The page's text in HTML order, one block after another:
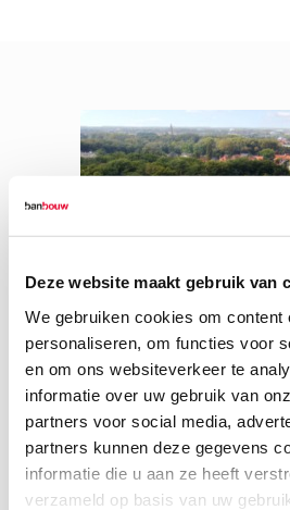
Deze website maakt gebruik van
We gebruiken cookies om content
personaliseren, om functies voor
en om ons websiteverkeer te
informatie over uw gebruik van
partners voor social media,
partners kunnen deze gegevens
informatie die u aan ze heeft
verzameld op basis van uw
9 november 2018